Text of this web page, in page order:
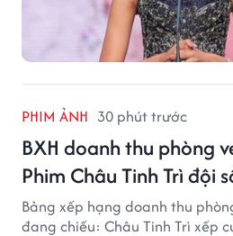
PHIM ẢNH 30 phút trước
BXH doanh thu phòng
Phim Châu Tinh Trì đội
Bảng xếp hạng doanh thu
đang chiếu: Châu Tinh Trì xếp